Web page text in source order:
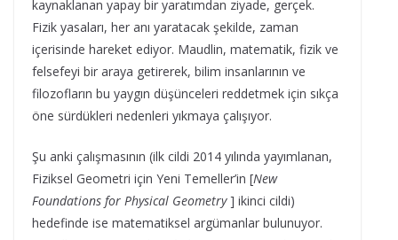
kaynaklanan yapay bir yaratımdan ziyade, gerçek.
Fizik yasaları, her anı yaratacak şekilde, zaman
içerisinde hareket ediyor. Maudlin, matematik, fizik ve
felsefeyi bir araya getirerek, bilim insanlarının ve
filozofların bu yaygın düşünceleri reddetmek için sıkça
öne sürdükleri nedenleri yıkmaya çalışıyor.
Şu anki çalışmasının (ilk cildi 2014 yılında yayımlanan,
Fiziksel Geometri için Yeni Temeller’in [New
Foundations for Physical Geometry] ikinci cildi)
hedefinde ise matematiksel argümanlar bulunuyor.